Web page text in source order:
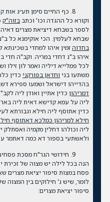
כף החיים סימן תע״ג אות
וקורא כל ההגדה וכו' וכתב בזוה"ק
לספר בשבחא דיציאת מצרים
שבחא לעלמין. הכי אוקימנא כל
בחדוהזמין איהו למחדי
איהו ב"נ דחדי במריה. וקב"ה
לכל פמלייא דיליה ואמר לון
משתעו בני וחדאן בפורקניכדין
בהדייהו דישראל ושמעו ספירא
דמריהוןכדין אתיין ואודן ליה
ליה על עמא קדישא דאית ליה
כדין אתוסף ליה חילא וגבורתא
חילא למריהון כמלכא דאתוסף
ליה וכולהו דחלין מקמיה
ולאשתעי בספור דא כמה דאתמר
חידושי הגר"ח מסכת
הנה בכל לילה יש מצוה של זכירת
פסח במצות סיפור יציאת מצרים
לומר, שיש ג' חילוקים בין המצוה
סיפור יציאת מצרים: